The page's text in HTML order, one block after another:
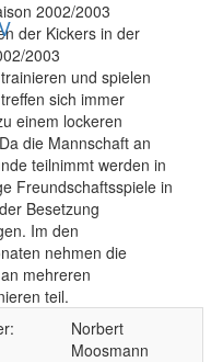
2002/2003
und spielen
sich immer
einem lockeren
die Mannschaft an
teilnimmt werden in
Freundschaftsspiele in
Besetzung
Im den
nehmen die
mehreren
teil.
Norbert
Moosmann